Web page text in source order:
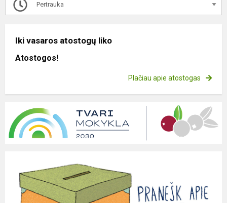
Pertrauka
Iki vasaros atostogų liko
Atostogos!
Plačiau apie atostogas